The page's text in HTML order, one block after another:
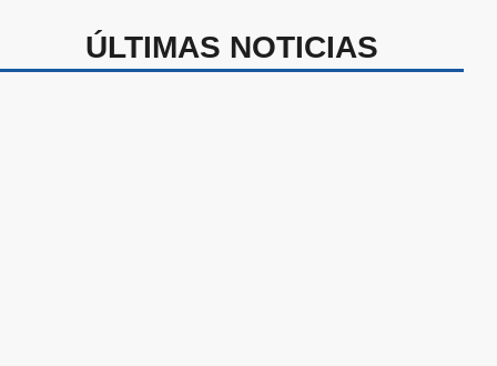
ÚLTIMAS NOTICIAS